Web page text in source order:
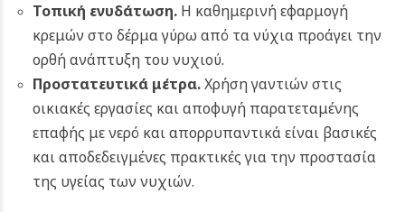
Τοπική ενυδάτωση. Η καθημερινή εφαρμογή
κρεμών στο δέρμα γύρω από τα νύχια προάγει την
ορθή ανάπτυξη του νυχιού.
Προστατευτικά μέτρα.Χρήση γαντιών στις
οικιακές εργασίες και αποφυγή παρατεταμένης
επαφής με νερό και απορρυπαντικά είναι βασικές
και αποδεδειγμένες πρακτικές για την προστασία
της υγείας των νυχιών.